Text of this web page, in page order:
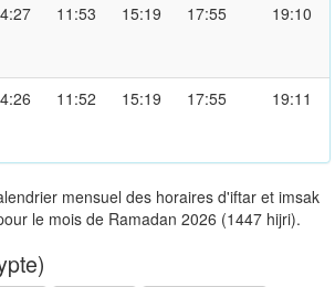
11:53 15:19 17:55 19:10
11:52 15:19 17:55 19:11
mensuel des horaires d'iftar et imsak
le mois de Ramadan 2026 (1447 hijri).